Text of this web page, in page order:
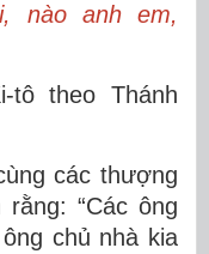
nào anh em,
tô theo Thánh
các thượng
“Các ông
chủ nhà kia